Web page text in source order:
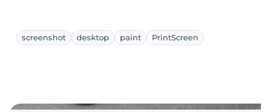
screenshot desktop paint PrintScreen